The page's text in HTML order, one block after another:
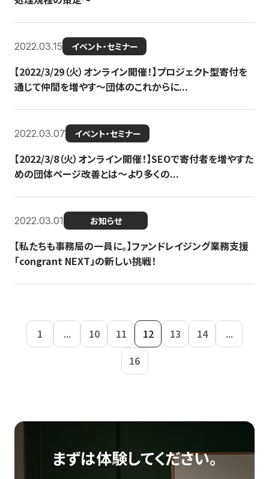
2022.03.15 イベント・セミナー
【2022/3/29（火）オンライン開催！】プロジェクト型寄付を
通じて仲間を増やす～団体のこれからに...
2022.03.07 イベント・セミナー
【2022/3/8（火）オンライン開催！】SEOで寄付者を増やすた
めの団体ページ改善とは～より多くの...
2022.03.01 お知らせ
【私たちも事務局の一員に。】ファンドレイジング業務支援
「congrant NEXT」の新しい挑戦！
1 ... 10 11 12 13 14
...
16
まずは体験してください。